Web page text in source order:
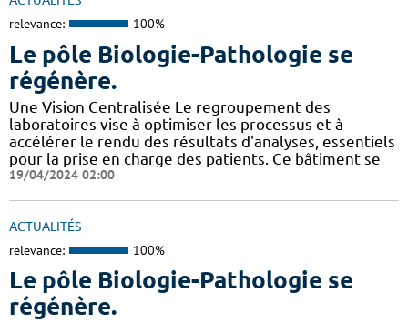
relevance: 100%
Le pôle Biologie-Pathologie se
régénère.
Une Vision Centralisée Le regroupement des
laboratoires vise à optimiser les processus et à
accélérer le rendu des résultats d'analyses, essentiels
pour la prise en charge des patients. Ce bâtiment se
19/04/2024 02:00
ACTUALITÉS
relevance: 100%
Le pôle Biologie-Pathologie se
régénère.